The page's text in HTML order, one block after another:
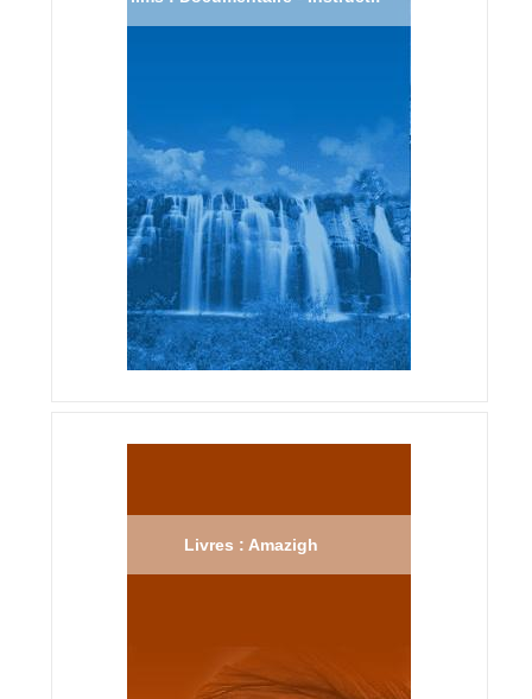
Livres : Amazigh